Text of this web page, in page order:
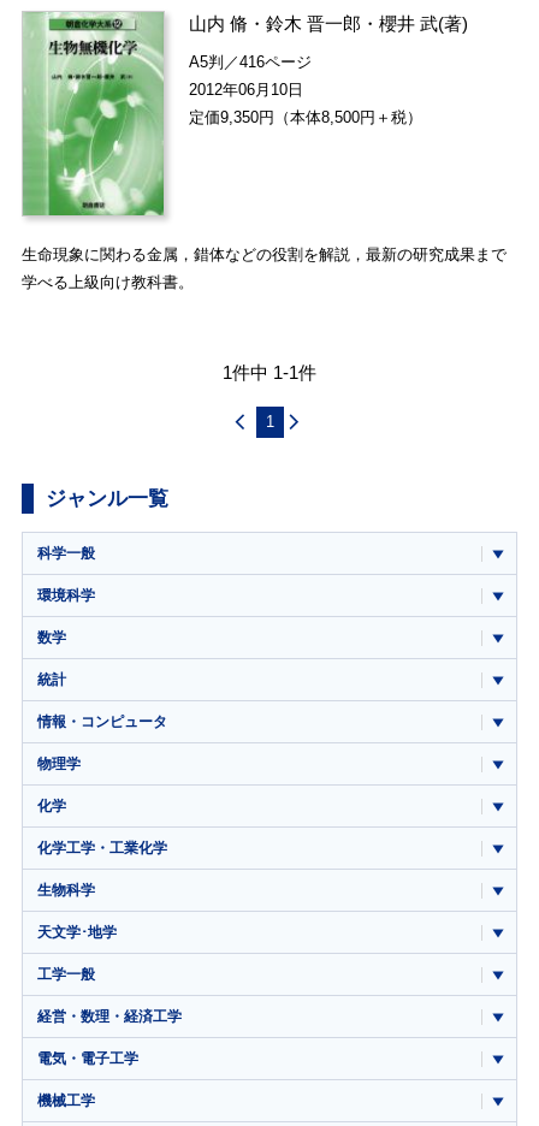
山内 脩 ・鈴木 晋一郎 ・櫻井 武(著)
A5判／416ページ
2012年06月10日
定価9,350円（本体8,500円＋税）
生命現象に関わる金属，錯体などの役割を解説，最新の研究成果まで
学べる上級向け教科書。
1件中 1-1件
1
ジャンル一覧
科学一般
環境科学
数学
統計
情報・コンピュータ
物理学
化学
化学工学・工業化学
生物科学
天文学･地学
工学一般
経営・数理・経済工学
電気・電子工学
機械工学